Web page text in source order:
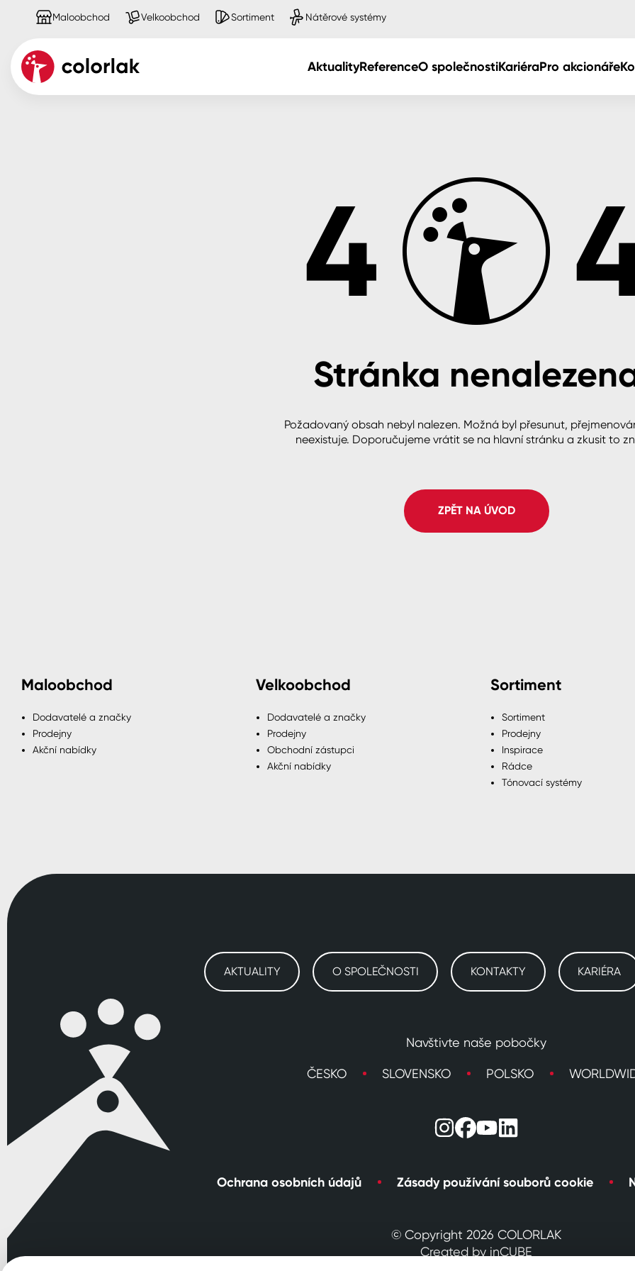
Maloobchod Velkoobchod Sortiment Nátěrové systémy
AktualityReferenceO společnostiKariéraPro akcionáře
Ředidla, tužidla, čističe, technickéStránka
Požadovaný obsah nebyl nalezen. Možná byl přesunut,
neexistuje. Doporučujeme vrátit se na hlavní stránku a zkusit to
ZPĚT NA ÚVOD
Maloobchod
Dodavatelé a značky
Prodejny
Akční nabídky
Velkoobchod
Dodavatelé a značky
Prodejny
Obchodní zástupci
Akční nabídky
Sortiment
Sortiment
Prodejny
Inspirace
Rádce
Tónovací systémy
AKTUALITY O SPOLEČNOSTI KONTAKTY KARIÉRA
Navštivte naše pobočky
ČESKO SLOVENSKO POLSKO
Ochrana osobních údajů Zásady používání souborů cookie
© Copyright 2026 COLORLAK
Created by inCUBE